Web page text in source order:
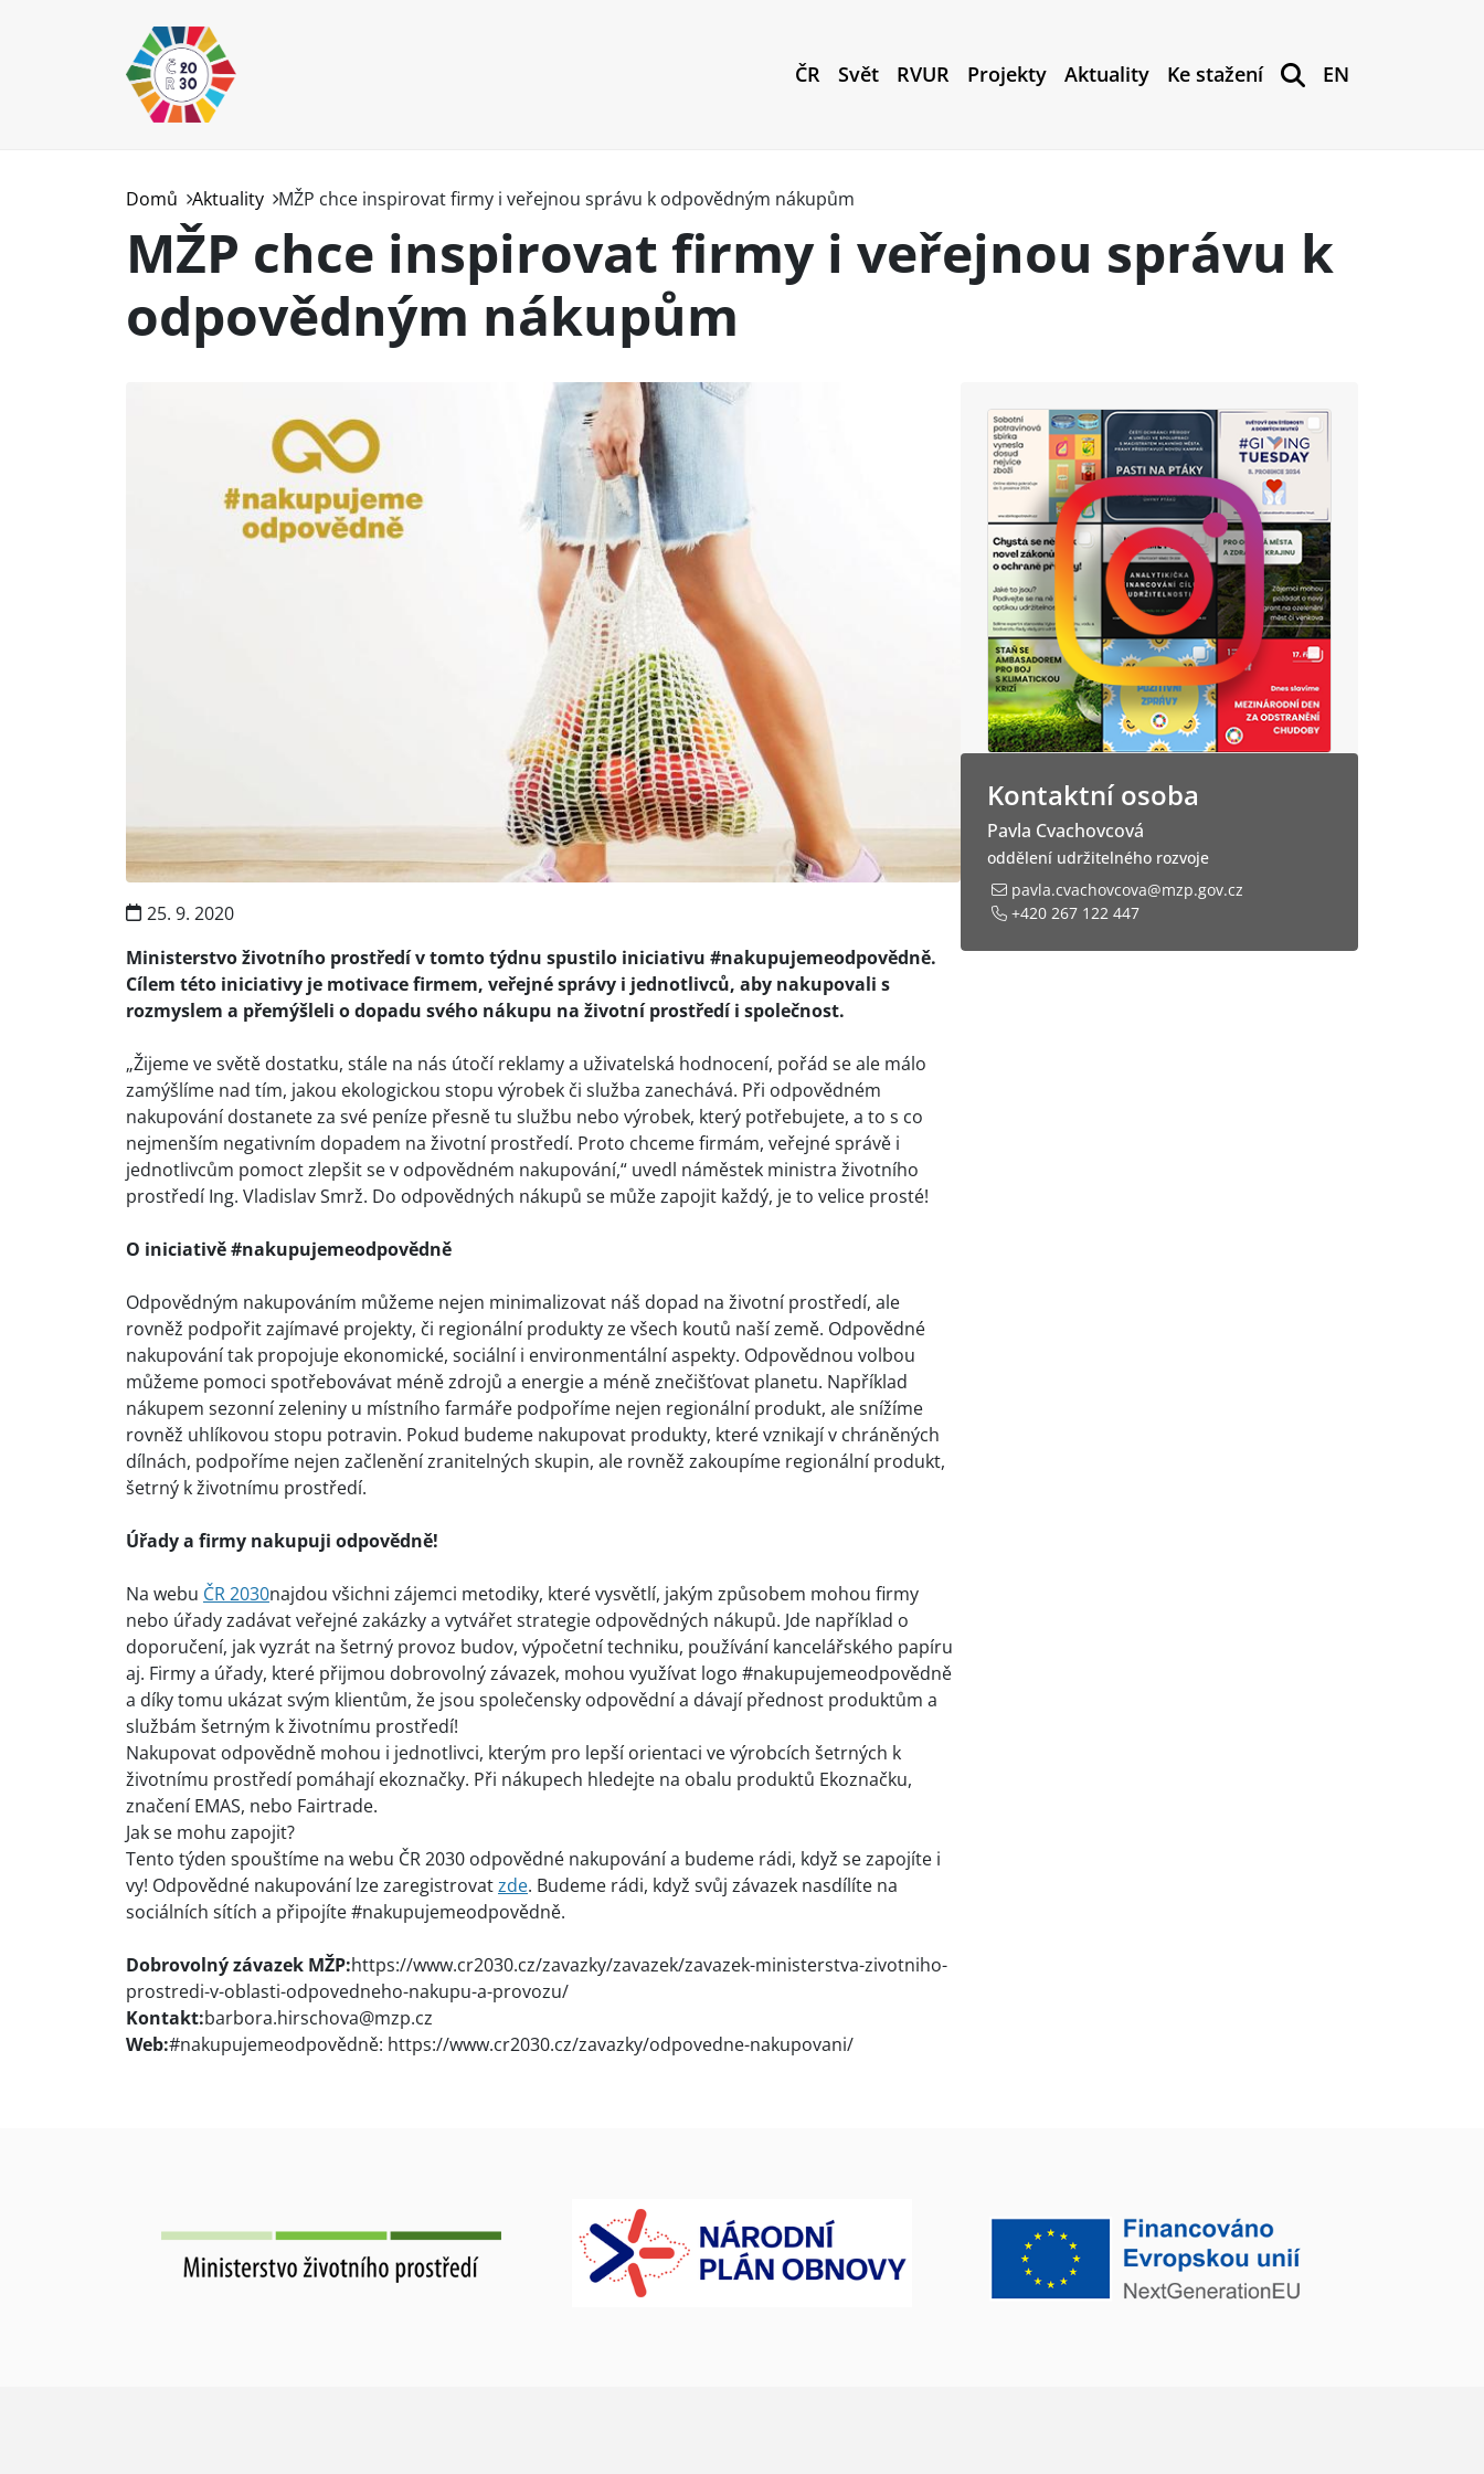
ČR Svět RVUR Projekty Aktuality Ke stažení EN
Domů Aktuality MŽP chce inspirovat firmy i veřejnou správu k odpovědným nákupům
MŽP chce inspirovat firmy i veřejnou správu k
odpovědným nákupům
25. 9. 2020
Ministerstvo životního prostředí v tomto týdnu spustilo iniciativu #nakupujemeodpovědně.
Cílem této iniciativy je motivace firmem, veřejné správy i jednotlivců, aby nakupovali s
rozmyslem a přemýšleli o dopadu svého nákupu na životní prostředí i společnost.
„Žijeme ve světě dostatku, stále na nás útočí reklamy a uživatelská hodnocení, pořád se ale málo
zamýšlíme nad tím, jakou ekologickou stopu výrobek či služba zanechává. Při odpovědném
nakupování dostanete za své peníze přesně tu službu nebo výrobek, který potřebujete, a to s co
nejmenším negativním dopadem na životní prostředí. Proto chceme firmám, veřejné správě i
jednotlivcům pomoct zlepšit se v odpovědném nakupování,“ uvedl náměstek ministra životního
prostředí Ing. Vladislav Smrž. Do odpovědných nákupů se může zapojit každý, je to velice prosté!
O iniciativě #nakupujemeodpovědně
Odpovědným nakupováním můžeme nejen minimalizovat náš dopad na životní prostředí, ale
rovněž podpořit zajímavé projekty, či regionální produkty ze všech koutů naší země. Odpovědné
nakupování tak propojuje ekonomické, sociální i environmentální aspekty. Odpovědnou volbou
můžeme pomoci spotřebovávat méně zdrojů a energie a méně znečišťovat planetu. Například
nákupem sezonní zeleniny u místního farmáře podpoříme nejen regionální produkt, ale snížíme
rovněž uhlíkovou stopu potravin. Pokud budeme nakupovat produkty, které vznikají v chráněných
dílnách, podpoříme nejen začlenění zranitelných skupin, ale rovněž zakoupíme regionální produkt,
šetrný k životnímu prostředí.
Úřady a firmy nakupuji odpovědně!
Na webu ČR 2030najdou všichni zájemci metodiky, které vysvětlí, jakým způsobem mohou firmy
nebo úřady zadávat veřejné zakázky a vytvářet strategie odpovědných nákupů. Jde například o
doporučení, jak vyzrát na šetrný provoz budov, výpočetní techniku, používání kancelářského papíru
aj. Firmy a úřady, které přijmou dobrovolný závazek, mohou využívat logo #nakupujemeodpovědně
a díky tomu ukázat svým klientům, že jsou společensky odpovědní a dávají přednost produktům a
službám šetrným k životnímu prostředí!
Nakupovat odpovědně mohou i jednotlivci, kterým pro lepší orientaci ve výrobcích šetrných k
životnímu prostředí pomáhají ekoznačky. Při nákupech hledejte na obalu produktů Ekoznačku,
značení EMAS, nebo Fairtrade.
Jak se mohu zapojit?
Tento týden spouštíme na webu ČR 2030 odpovědné nakupování a budeme rádi, když se zapojíte i
vy! Odpovědné nakupování lze zaregistrovatzde. Budeme rádi, když svůj závazek nasdílíte na
sociálních sítích a připojíte #nakupujemeodpovědně.
Dobrovolný závazek MŽP:https://www.cr2030.cz/zavazky/zavazek/zavazek-ministerstva-zivotniho-
prostredi-v-oblasti-odpovedneho-nakupu-a-provozu/
Kontakt:barbora.hirschova@mzp.cz
Web:#nakupujemeodpovědně: https://www.cr2030.cz/zavazky/odpovedne-nakupovani/
Kontaktní osoba
Pavla Cvachovcová
oddělení udržitelného rozvoje
pavla.cvachovcova@mzp.gov.cz
+420 267 122 447